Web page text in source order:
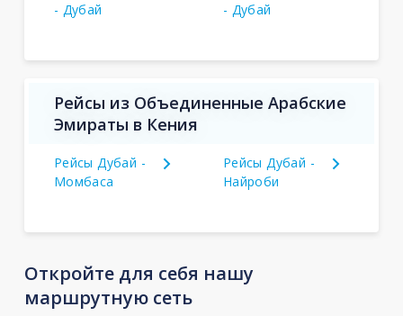
- Дубай
- Дубай
Рейсы из Объединенные Арабские
Эмираты в Кения
Рейсы Дубай -
Момбаса
Рейсы Дубай -
Найроби
Откройте для себя нашу
маршрутную сеть